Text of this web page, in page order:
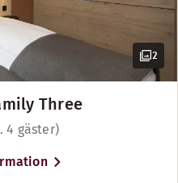
2
Three
4 gäster)
cm)